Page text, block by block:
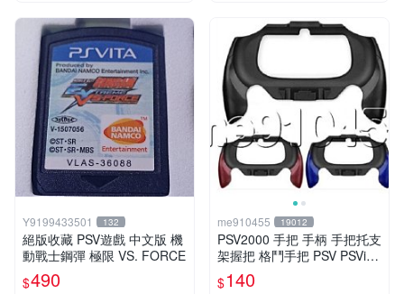
Y9199433501 132
絕版收藏 PSV遊戲 中文版 機
動戰士鋼彈 極限 VS. FORCE
$490
me910455 19012
PSV2000 手把 手柄 手把托支
架握把 格鬥手把 PSV PSVita
2000型 弧形手柄
$140